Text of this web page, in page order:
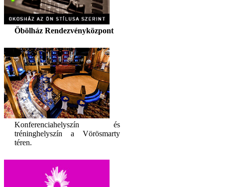
Öbölház Rendezvényközpont
Konferenciahelyszín és
tréninghelyszín a Vörösmarty
téren.